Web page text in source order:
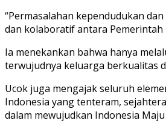
“Permasalahan kependudukan
dan kolaboratif antara Pemerintah
Ia menekankan bahwa hanya
terwujudnya keluarga berkualitas
Ucok juga mengajak seluruh
Indonesia yang tenteram,
dalam mewujudkan Indonesia